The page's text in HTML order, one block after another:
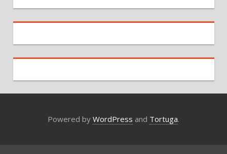
Powered by WordPress and Tortuga.